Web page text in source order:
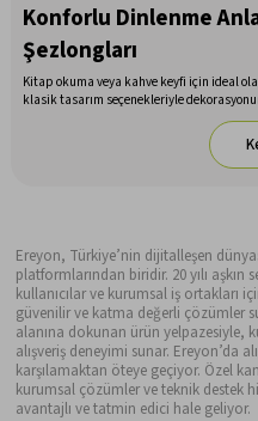
Konforlu Dinlenme
Şezlongları
Kitap okuma veya kahve keyfi için ideal
klasik tasarım seçenekleriyle
Ereyon, Türkiye’nin dijitalleşen
platformlarından biridir. 20 yılı
kullanıcılar ve kurumsal iş ortakları
güvenilir ve katma değerli çözümler
alanına dokunan ürün yelpazesiyle,
alışveriş deneyimi sunar. Ereyon’da
karşılamaktan öteye geçiyor. Özel
kurumsal çözümler ve teknik destek
avantajlı ve tatmin edici hale geliyor.